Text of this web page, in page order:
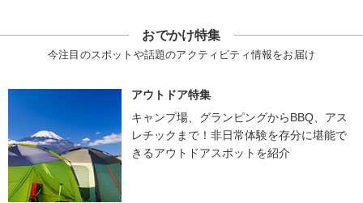
おでかけ特集
今注目のスポットや話題のアクティビティ情報をお届け
アウトドア特集
キャンプ場、グランピングからBBQ、アス
レチックまで！非日常体験を存分に堪能で
きるアウトドアスポットを紹介